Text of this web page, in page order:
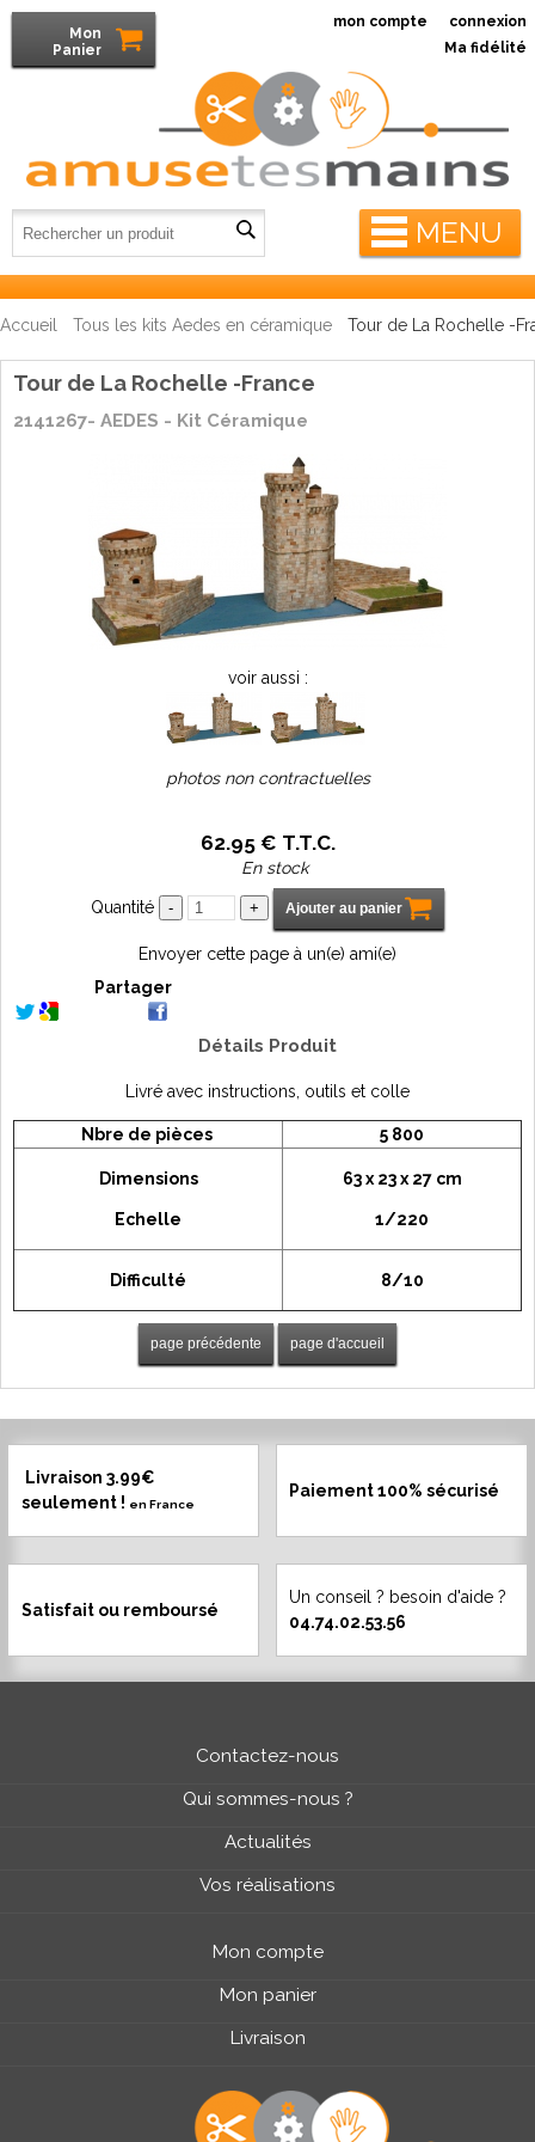
MENU
mon compte connexion
Mon
Panier
Ma fidélité
Accueil Tous les kits Aedes en céramique Tour de La Rochelle -
Tour de La Rochelle -France
2141267- AEDES - Kit Céramique
voir aussi :
photos non contractuelles
62.95€ T.T.C.
En stock
Quantité
Envoyer cette page à un(e) ami(e)
Partager
Détails Produit
Livré avec instructions, outils et colle
Nbre de pièces 5 800
Dimensions
Echelle
63 x 23 x 27 cm
1/220
Difficulté 8/10
Livraison 3.99€
seulement ! en France
Paiement 100% sécurisé
Satisfait ou remboursé
Un conseil ? besoin d'aide ?
04.74.02.53.56
Contactez-nous
Qui sommes-nous ?
Actualités
Vos réalisations
Mon compte
Mon panier
Livraison